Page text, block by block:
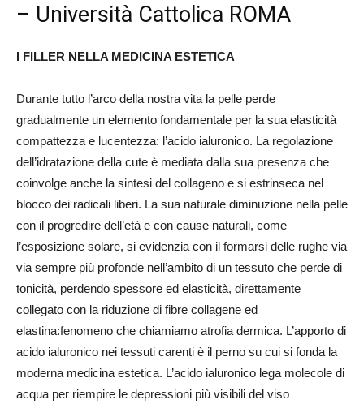
– Università Cattolica ROMA
I FILLER NELLA MEDICINA ESTETICA
Durante tutto l’arco della nostra vita la pelle perde
gradualmente un elemento fondamentale per la sua elasticità
compattezza e lucentezza: l’acido ialuronico. La regolazione
dell’idratazione della cute è mediata dalla sua presenza che
coinvolge anche la sintesi del collageno e si estrinseca nel
blocco dei radicali liberi. La sua naturale diminuzione nella pelle
con il progredire dell’età e con cause naturali, come
l’esposizione solare, si evidenzia con il formarsi delle rughe via
via sempre più profonde nell’ambito di un tessuto che perde di
tonicità, perdendo spessore ed elasticità, direttamente
collegato con la riduzione di fibre collagene ed
elastina:fenomeno che chiamiamo atrofia dermica. L’apporto di
acido ialuronico nei tessuti carenti è il perno su cui si fonda la
moderna medicina estetica. L’acido ialuronico lega molecole di
acqua per riempire le depressioni più visibili del viso